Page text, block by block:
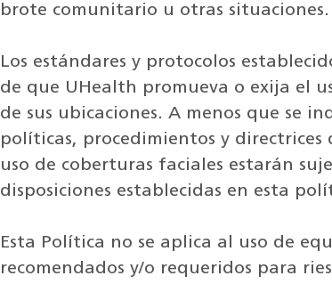
brote comunitario u otras situaciones.
Los estándares y protocolos
de que UHealth promueva o exija el
de sus ubicaciones. A menos que se
políticas, procedimientos y
uso de coberturas faciales estarán
disposiciones establecidas en esta
Esta Política no se aplica al uso de
recomendados y/o requeridos para